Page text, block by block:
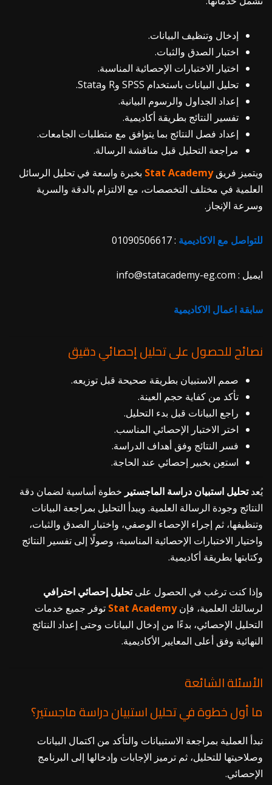
إدخال وتنظيف البيانات.
اختبار الصدق والثبات.
اختيار الاختبارات الإحصائية المناسبة.
تحليل البيانات باستخدام SPSS وR وStata.
إعداد الجداول والرسوم البيانية.
تفسير النتائج بطريقة أكاديمية.
إعداد فصل النتائج بما يتوافق مع متطلبات الجامعات.
مراجعة التحليل قبل مناقشة الرسالة.
ويتميز فريق
Stat Academy
بخبرة واسعة في تحليل الرسائل
العلمية في مختلف التخصصات، مع الالتزام بالدقة والسرية
وسرعة الإنجاز.
للتواصل مع الاكاديمية : 01090506617
ايميل : info@statacademy-eg.com
سابقة اعمال الاكاديمية
نصائح للحصول على تحليل إحصائي دقيق
صمم الاستبيان بطريقة صحيحة قبل توزيعه.
تأكد من كفاية حجم العينة.
راجع البيانات قبل بدء التحليل.
اختر الاختبار الإحصائي المناسب.
فسر النتائج وفق أهداف الدراسة.
استعِن بخبير إحصائي عند الحاجة.
يُعدتحليل استبيان دراسة الماجستير خطوة أساسية لضمان دقة
النتائج وجودة الرسالة العلمية. ويبدأ التحليل بمراجعة البيانات
وتنظيفها، ثم إجراء الإحصاء الوصفي، واختبار الصدق والثبات،
واختيار الاختبارات الإحصائية المناسبة، وصولًا إلى تفسير النتائج
وكتابتها بطريقة أكاديمية.
وإذا كنت ترغب في الحصول علىتحليل إحصائي احترافي
لرسالتك العلمية، فإن
Stat Academy
توفر جميع خدمات
التحليل الإحصائي، بدءًا من إدخال البيانات وحتى إعداد النتائج
النهائية وفق أعلى المعايير الأكاديمية.
الأسئلة الشائعة
ما أول خطوة في تحليل استبيان دراسة ماجستير؟
تبدأ العملية بمراجعة الاستبيانات والتأكد من اكتمال البيانات
وصلاحيتها للتحليل، ثم ترميز الإجابات وإدخالها إلى البرنامج
الإحصائي.